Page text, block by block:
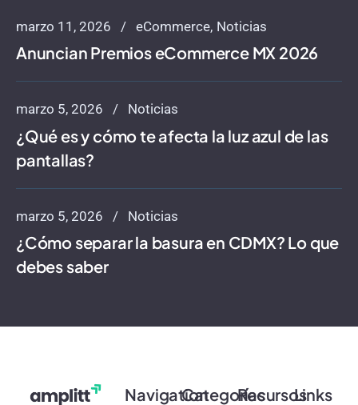
marzo 11, 2026 eCommerce Noticias
Anuncian Premios eCommerce MX 2026
marzo 5, 2026 Noticias
¿Qué es y cómo te afecta la luz azul de las
pantallas?
marzo 5, 2026 Noticias
¿Cómo separar la basura en CDMX? Lo que
debes saber
NavigationCategoríasRecursosLinks